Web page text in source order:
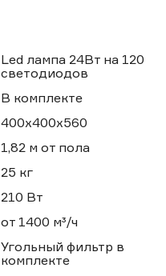
Led лампа 24Вт на 120
светодиодов
В комплекте
400х400х560
1,82 м от пола
25 кг
210 Вт
от 1400 м³/ч
Угольный фильтр в
комплекте